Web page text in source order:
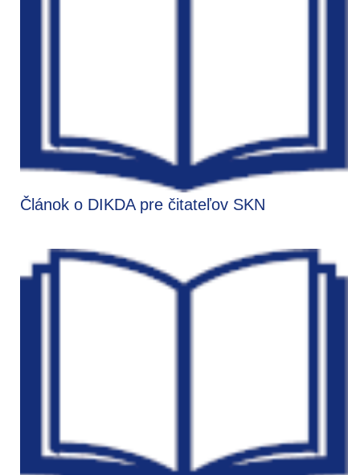
Článok o DIKDA pre čitateľov SKN